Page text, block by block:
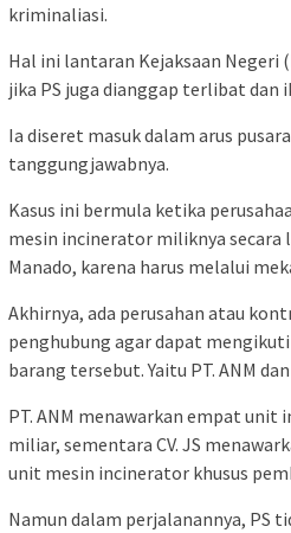
kriminaliasi.
Hal ini lantaran Kejaksaan Negeri
jika PS juga dianggap terlibat dan
Ia diseret masuk dalam arus
tanggungjawabnya.
Kasus ini bermula ketika
mesin incinerator miliknya secara
Manado, karena harus melalui
Akhirnya, ada perusahan atau
penghubung agar dapat
barang tersebut. Yaitu PT. ANM dan
PT. ANM menawarkan empat unit
miliar, sementara CV. JS
unit mesin incinerator khusus
Namun dalam perjalanannya, PS